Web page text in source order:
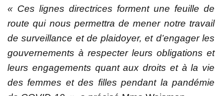
« Ces lignes directrices forment une feuille de
route qui nous permettra de mener notre travail
de surveillance et de plaidoyer, et d’engager les
gouvernements à respecter leurs obligations et
leurs engagements quant aux droits et à la vie
des femmes et des filles pendant la pandémie